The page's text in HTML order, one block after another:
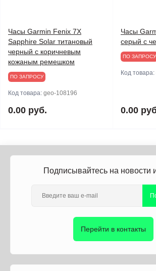
Часы Garmin Fenix 7X
Sapphire Solar титановый
черный с коричневым
кожаным ремешком
ПО ЗАПРОСУ
Код товара: geo-108196
0.00 руб.
Часы
серый с
ПО ЗАПРОСУ
Код товара:
0.00
Подписывайтесь на новости
Перейти в контакты